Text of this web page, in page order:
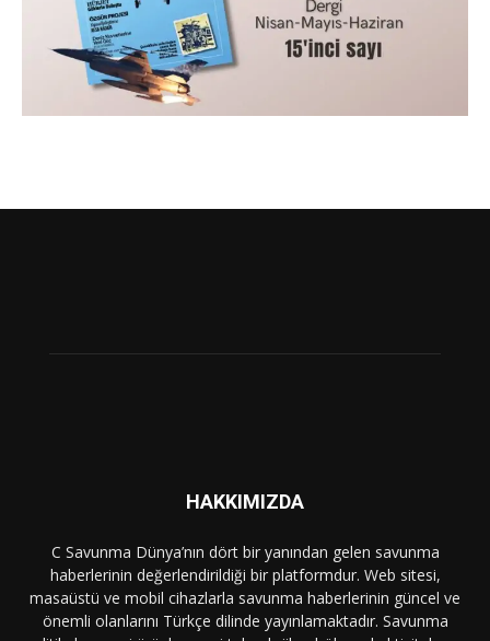
HAKKIMIZDA
C Savunma Dünya’nın dört bir yanından gelen savunma
haberlerinin değerlendirildiği bir platformdur. Web sitesi,
masaüstü ve mobil cihazlarla savunma haberlerinin güncel ve
önemli olanlarını Türkçe dilinde yayınlamaktadır. Savunma